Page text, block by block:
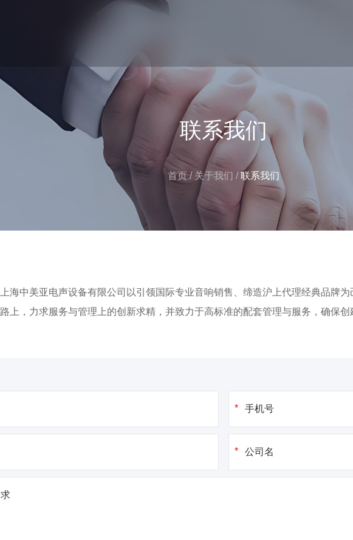
联系我们
首页/ 关于我们 /联系我们
上海中美亚电声设备有限公司以引领国际专业音响销售、缔造沪上代理经典品牌
路上，力求服务与管理上的创新求精，并致力于高标准的配套管理与服务，确保创